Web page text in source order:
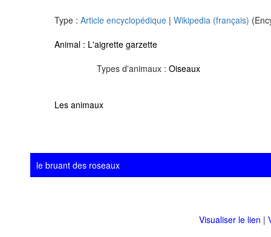
Type : Article encyclopédique | Wikipedia (français)
Animal : L'aigrette garzette
Types d'animaux : Oiseaux
Les animaux
le bruant des roseaux
Visualiser le lien |